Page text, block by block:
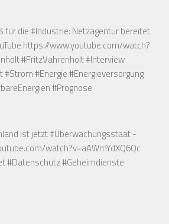
für die #Industrie: Netzagentur bereitet
https://www.youtube.com/watch?
#FritzVahrenholt #Interview
#Energie #Energieversorgung
#Prognose
ist jetzt #Überwachungsstaat -
watch?v=aAWmYdXQ6Qc
#Datenschutz #Geheimdienste